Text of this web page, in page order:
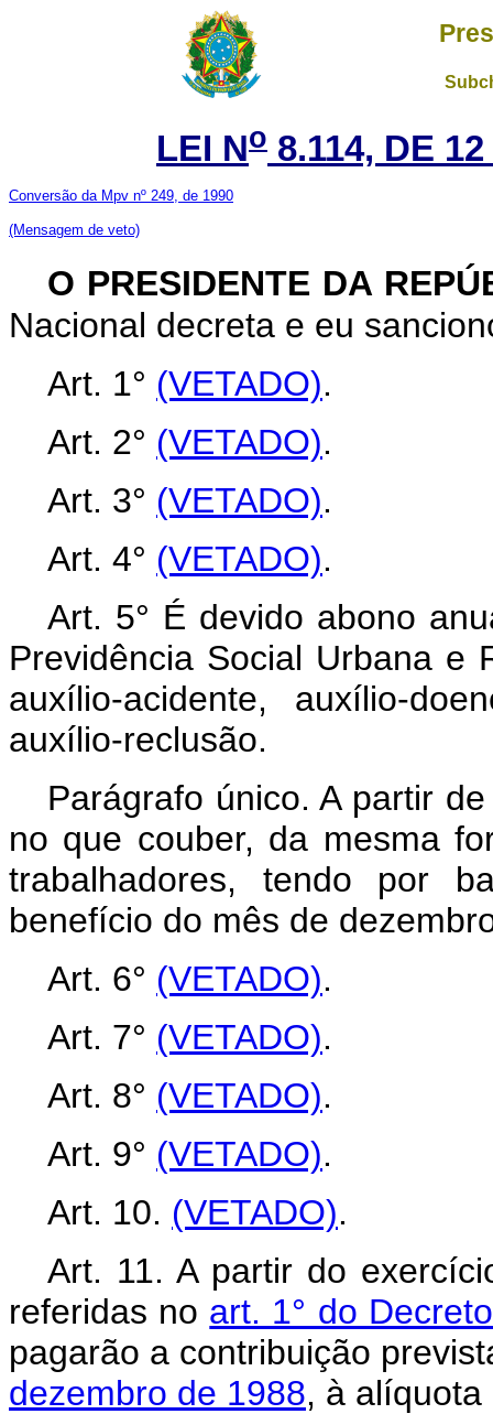
LEI No 8.114, DE
Conversão da Mpv nº 249, de 1990
(Mensagem de veto)
O PRESIDENTE DA
Nacional decreta e eu
Art. 1° (VETADO).
Art. 2° (VETADO).
Art. 3° (VETADO).
Art. 4° (VETADO).
Art. 5° É devido abono
Previdência Social Urbana e
auxílio-acidente, auxílio-
auxílio-reclusão.
Parágrafo único. A partir
no que couber, da mesma
trabalhadores, tendo por
benefício do mês de
Art. 6° (VETADO).
Art. 7° (VETADO).
Art. 8° (VETADO).
Art. 9° (VETADO).
Art. 10. (VETADO).
Art. 11. A partir do
referidas no art. 1° do
pagarão a contribuição
dezembro de 1988, à